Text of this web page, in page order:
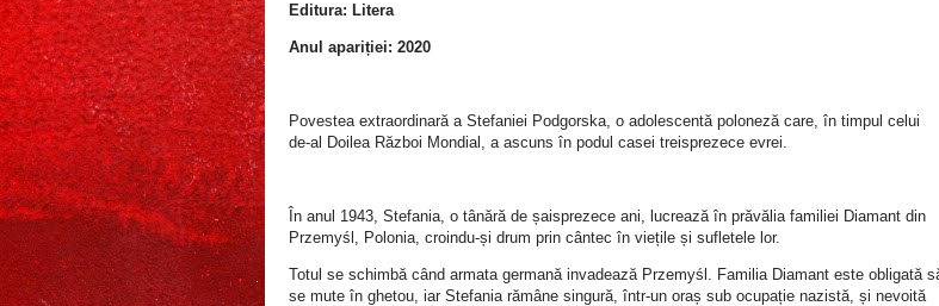
Editura: Litera
Anul apariției: 2020
Povestea extraordinară a Stefaniei Podgorska, o adolescentă poloneză care, în timpul celui
de-al Doilea Război Mondial, a ascuns în podul casei treisprezece evrei.
În anul 1943, Stefania, o tânără de șaisprezece ani, lucrează în prăvălia familiei Diamant din
Przemyśl, Polonia, croindu-și drum prin cântec în viețile și sufletele lor.
Totul se schimbă când armata germană invadează Przemyśl. Familia Diamant este obligată
se mute în ghetou, iar Stefania rămâne singură, într-un oraș sub ocupație nazistă, și nevoită